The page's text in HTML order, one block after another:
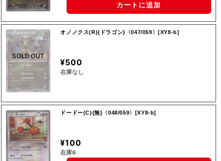
カートに追加
SOLD OUT
オノノクス(R){ドラゴン}〈047/059〉[XY8-b]
¥500
在庫なし
ドードー(C){無}〈048/059〉[XY8-b]
¥100
在庫6